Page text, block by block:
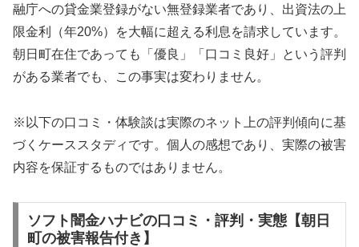
融庁への貸金業登録がない無登録業者であり、出資法の上
限金利（年20%）を大幅に超える利息を請求しています。
朝日町在住であっても「優良」「口コミ良好」という評判
がある業者でも、この事実は変わりません。
※以下の口コミ・体験談は実際のネット上の評判傾向に基
づくケーススタディです。個人の感想であり、実際の被害
内容を保証するものではありません。
ソフト闇金ハナビの口コミ・評判・実態【朝日
町の被害報告付き】